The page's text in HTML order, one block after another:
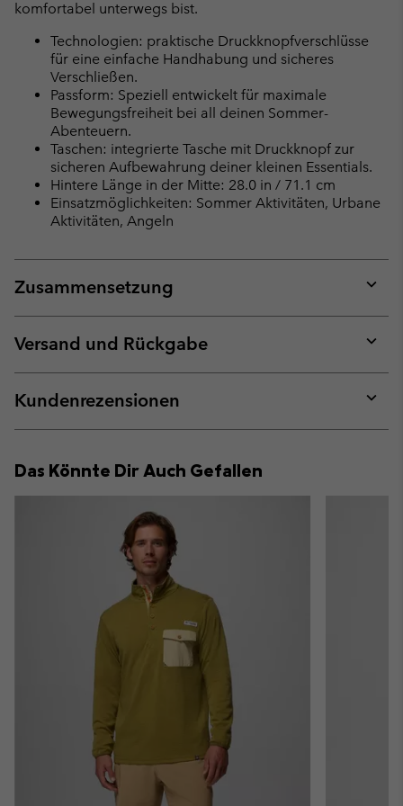
komfortabel unterwegs bist.
Technologien: praktische Druckknopfverschlüsse
für eine einfache Handhabung und sicheres
Verschließen.
Passform: Speziell entwickelt für maximale
Bewegungsfreiheit bei all deinen Sommer-
Abenteuern.
Taschen: integrierte Tasche mit Druckknopf zur
sicheren Aufbewahrung deiner kleinen Essentials.
Hintere Länge in der Mitte: 28.0 in / 71.1 cm
Einsatzmöglichkeiten: Sommer Aktivitäten, Urbane
Aktivitäten, Angeln
Zusammensetzung
or
Versand und Rückgabe
or
Kundenrezensionen
or
Das Könnte Dir Auch Gefallen